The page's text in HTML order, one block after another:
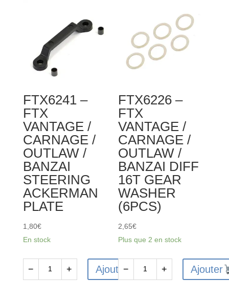
CARNAGE
OUTLAW
BANZAI
KANYON
DIFF
CASE
(2PCS)
FTX6241 –
FTX
VANTAGE /
CARNAGE /
OUTLAW /
BANZAI
STEERING
ACKERMAN
PLATE
1,80€
En stock
− + Ajouter
FTX6226 –
FTX
VANTAGE /
CARNAGE /
OUTLAW /
BANZAI DIFF
16T GEAR
WASHER
(6PCS)
2,65€
Plus que 2 en stock
− + Ajouter